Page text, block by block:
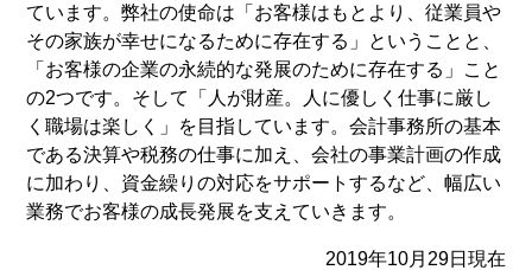
ています。弊社の使命は「お客様はもとより、従業員や
その家族が幸せになるために存在する」ということと、
「お客様の企業の永続的な発展のために存在する」こと
の2つです。そして「人が財産。人に優しく仕事に厳し
く職場は楽しく」を目指しています。会計事務所の基本
である決算や税務の仕事に加え、会社の事業計画の作成
に加わり、資金繰りの対応をサポートするなど、幅広い
業務でお客様の成長発展を支えていきます。
2019年10月29日現在